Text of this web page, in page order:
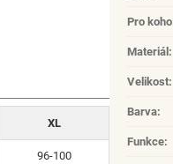
XL
96-100
Pro koho
Materiál :
Velikost:
Barva:
Funkce: